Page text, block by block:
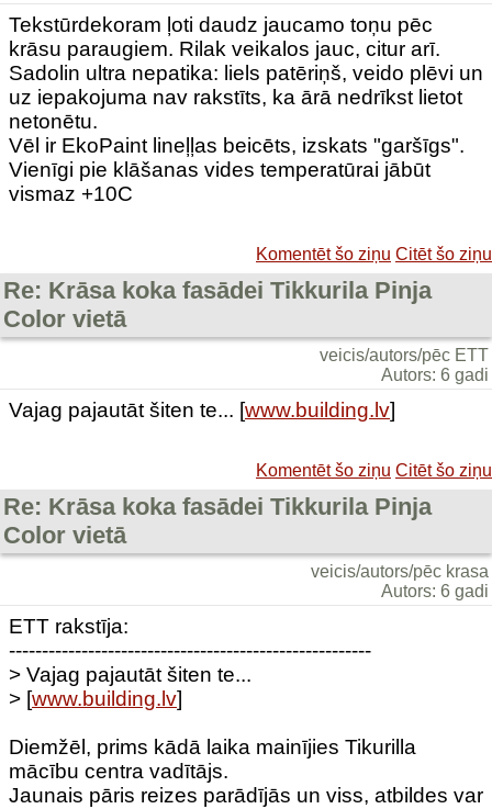
Tekstūrdekoram ļoti daudz jaucamo toņu pēc
krāsu paraugiem. Rilak veikalos jauc, citur arī.
Sadolin ultra nepatika: liels patēriņš, veido plēvi un
uz iepakojuma nav rakstīts, ka ārā nedrīkst lietot
netonētu.
Vēl ir EkoPaint lineļļas beicēts, izskats "garšīgs".
Vienīgi pie klāšanas vides temperatūrai jābūt
vismaz +10C
Komentēt šo ziņu Citēt šo ziņu
Re: Krāsa koka fasādei Tikkurila Pinja
Color vietā
veicis/autors/pēc ETT
Autors: 6 gadi
Vajag pajautāt šiten te... [www.building.lv]
Komentēt šo ziņu Citēt šo ziņu
Re: Krāsa koka fasādei Tikkurila Pinja
Color vietā
veicis/autors/pēc krasa
Autors: 6 gadi
ETT rakstīja:
-------------------------------------------------------
> Vajag pajautāt šiten te...
> [www.building.lv]
Diemžēl, prims kādā laika mainījies Tikurilla
mācību centra vadītājs.
Jaunais pāris reizes parādījās un viss, atbildes var